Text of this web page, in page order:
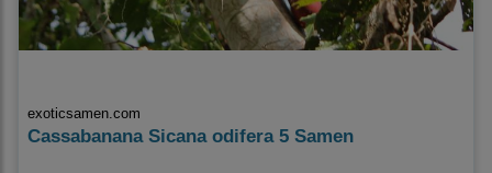
exoticsamen.com
Cassabanana Sicana odifera 5 Samen